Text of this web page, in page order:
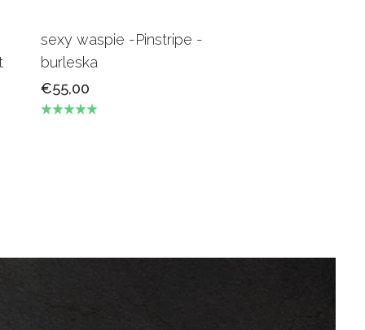
sexy waspie -Pinstripe -
burleska
€55,00